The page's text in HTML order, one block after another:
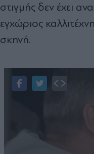
στιγμής δεν έχει
εγχώριος
σκηνή.